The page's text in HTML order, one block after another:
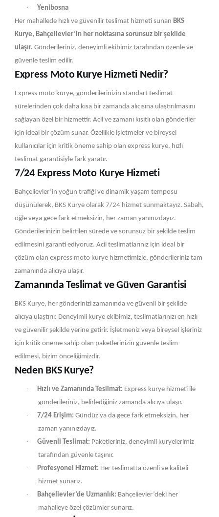
·
Yenibosna
Her mahallede hızlı ve güvenilir teslimat hizmeti sunan BKS
Kurye, Bahçelievler’in her noktasına sorunsuz bir şekilde
ulaşır. Gönderileriniz, deneyimli ekibimiz tarafından özenle ve
güvenle teslim edilir.
Express Moto Kurye Hizmeti Nedir?
Express moto kurye, gönderilerinizin standart teslimat
sürelerinden çok daha kısa bir zamanda alıcısına ulaştırılmasını
sağlayan özel bir hizmettir. Acil ve zamanı kısıtlı olan gönderiler
için ideal bir çözüm sunar. Özellikle işletmeler ve bireysel
kullanıcılar için kritik öneme sahip olan express kurye, hızlı
teslimat garantisiyle fark yaratır.
7/24 Express Moto Kurye Hizmeti
Bahçelievler’in yoğun trafiği ve dinamik yaşam temposu
düşünülerek, BKS Kurye olarak 7/24 hizmet sunmaktayız. Sabah,
öğle veya gece fark etmeksizin, her zaman yanınızdayız.
Gönderilerinizin belirtilen sürede ve sorunsuz bir şekilde teslim
edilmesini garanti ediyoruz. Acil teslimatlarınız için ideal bir
çözüm olan express moto kurye hizmetimizle, gönderileriniz tam
zamanında alıcıya ulaşır.
Zamanında Teslimat ve Güven Garantisi
BKS Kurye, her gönderinizi zamanında ve güvenli bir şekilde
alıcıya ulaştırır. Deneyimli kurye ekibimiz, teslimatlarınızı en hızlı
ve güvenilir şekilde yerine getirir. İşletmeniz veya bireysel işleriniz
için kritik öneme sahip olan paketlerinizin güvenle teslim
edilmesi, bizim önceliğimizdir.
Neden BKS Kurye?
· Hızlı ve Zamanında Teslimat: Express kurye hizmeti ile
gönderileriniz, belirlediğiniz zamanda alıcıya ulaşır.
·
7/24 Erişim: Gündüz ya da gece fark etmeksizin, her
zaman yanınızdayız.
·
Güvenli Teslimat: Paketleriniz, deneyimli kuryelerimiz
tarafından güvenle taşınır.
·
Profesyonel Hizmet: Her teslimatta özenli ve kaliteli
hizmet sunarız.
·
Bahçelievler’de Uzmanlık: Bahçelievler’deki her
mahalleye özel çözümler sunarız.